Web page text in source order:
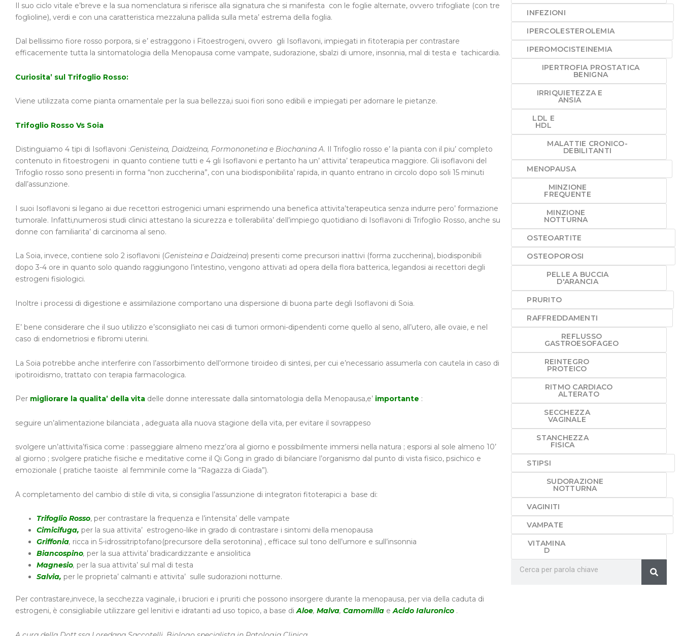
Il suo ciclo vitale e’breve e la sua nomenclatura si riferisce alla signatura che si manifesta con le foglie alternate, ovvero trifogliate (con tre
foglioline), verdi e con una caratteristica mezzaluna pallida sulla meta’ estrema della foglia.
Dal bellissimo fiore rosso porpora, si e’ estraggono i Fitoestrogeni, ovvero gli Isoflavoni, impiegati in fitoterapia per contrastare
efficacemente tutta la sintomatologia della Menopausa come vampate, sudorazione, sbalzi di umore, insonnia, mal di testa e tachicardia.
Curiosita’ sul Trifoglio Rosso:
Viene utilizzata come pianta ornamentale per la sua bellezza,i suoi fiori sono edibili e impiegati per adornare le pietanze.
Trifoglio Rosso Vs Soia
Distinguiamo 4 tipi di Isoflavoni :Genisteina, Daidzeina, Formononetina e Biochanina A. Il Trifoglio rosso e’ la pianta con il piu’ completo
contenuto in fitoestrogeni in quanto contiene tutti e 4 gli Isoflavoni e pertanto ha un’ attivita’ terapeutica maggiore. Gli isoflavoni del
Trifoglio rosso sono presenti in forma “non zuccherina”, con una biodisponibilita’ rapida, in quanto entrano in circolo dopo soli 15 minuti
dall’assunzione.
I suoi Isoflavoni si legano ai due recettori estrogenici umani esprimendo una benefica attivita’terapeutica senza indurre pero’ formazione
tumorale. Infatti,numerosi studi clinici attestano la sicurezza e tollerabilita’ dell’impiego quotidiano di Isoflavoni di Trifoglio Rosso, anche su
donne con familiarita’ di carcinoma al seno.
La Soia, invece, contiene solo 2 isoflavoni (Genisteina e Daidzeina) presenti come precursori inattivi (forma zuccherina), biodisponibili
dopo 3-4 ore in quanto solo quando raggiungono l’intestino, vengono attivati ad opera della flora batterica, legandosi ai recettori degli
estrogeni fisiologici.
Inoltre i processi di digestione e assimilazione comportano una dispersione di buona parte degli Isoflavoni di Soia.
E’ bene considerare che il suo utilizzo e’sconsigliato nei casi di tumori ormoni-dipendenti come quello al seno, all’utero, alle ovaie, e nel
caso di endometriosi e fibromi uterini.
La Soia potrebbe anche interferire con l’assorbimento dell’ormone tiroideo di sintesi, per cui e’necessario assumerla con cautela in caso di
ipotiroidismo, trattato con terapia farmacologica.
Per migliorare la qualita’ della vita delle donne interessate dalla sintomatologia della Menopausa,e’ importante :
seguire un’alimentazione bilanciata , adeguata alla nuova stagione della vita, per evitare il sovrappeso
svolgere un’attivita’fisica come : passeggiare almeno mezz’ora al giorno e possibilmente immersi nella natura ; esporsi al sole almeno 10’
al giorno ; svolgere pratiche fisiche e meditative come il Qi Gong in grado di bilanciare l’organismo dal punto di vista fisico, psichico e
emozionale ( pratiche taoiste al femminile come la “Ragazza di Giada”).
A completamento del cambio di stile di vita, si consiglia l’assunzione di integratori fitoterapici a base di:
Trifoglio Rosso, per contrastare la frequenza e l’intensita’ delle vampate
Cimicifuga, per la sua attivita’ estrogeno-like in grado di contrastare i sintomi della menopausa
Griffonia, ricca in 5-idrossitriptofano(precursore della serotonina) , efficace sul tono dell’umore e sull’insonnia
Biancospino, per la sua attivita’ bradicardizzante e ansiolitica
Magnesio, per la sua attivita’ sul mal di testa
Salvia, per le proprieta’ calmanti e attivita’ sulle sudorazioni notturne.
Per contrastare,invece, la secchezza vaginale, i bruciori e i pruriti che possono insorgere durante la menopausa, per via della caduta di
estrogeni, è consigliabile utilizzare gel lenitivi e idratanti ad uso topico, a base diAloe, Malva, Camomilla eAcido Ialuronico .
INFEZIONI
IPERCOLESTEROLEMIA
IPEROMOCISTEINEMIA
IPERTROFIA PROSTATICA
BENIGNA
IRRIQUIETEZZA E
ANSIA
LDL E
HDL
MALATTIE CRONICO-
DEBILITANTI
MENOPAUSA
MINZIONE
FREQUENTE
MINZIONE
NOTTURNA
OSTEOARTITE
OSTEOPOROSI
PELLE A BUCCIA
D'ARANCIA
PRURITO
RAFFREDDAMENTI
REFLUSSO
GASTROESOFAGEO
REINTEGRO
PROTEICO
RITMO CARDIACO
ALTERATO
SECCHEZZA
VAGINALE
STANCHEZZA
FISICA
STIPSI
SUDORAZIONE
NOTTURNA
VAGINITI
VAMPATE
VITAMINA
D
Cerca